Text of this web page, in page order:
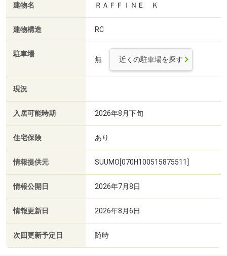
建物名 ＲＡＦＦＩＮＥ Ｋ
建物構造 RC
駐車場
無 近くの駐車場を探す
現況
入居可能時期 2026年8月下旬
住宅保険 あり
情報提供元 SUUMO[070H100515875511]
情報公開日 2026年7月8日
情報更新日 2026年8月6日
次回更新予定日 随時